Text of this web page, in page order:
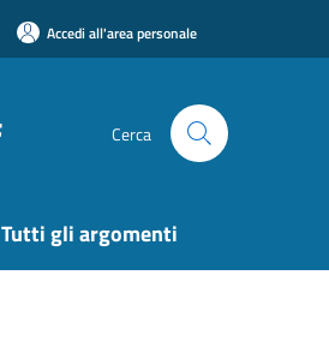
Accedi all'area personale
Cerca
Tutti gli argomenti